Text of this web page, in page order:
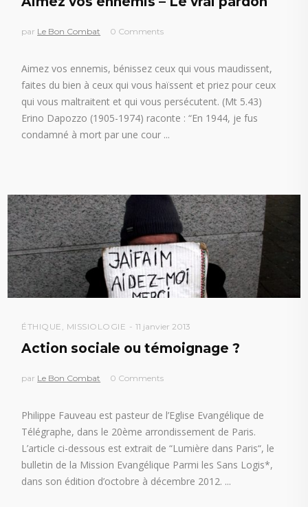
par Le Bon Combat 0 Comments
Aimez vos ennemis, bénissez ceux qui vous maudissent,
faites du bien à ceux qui vous haïssent et priez pour ceux
qui vous maltraitent et qui vous persécutent. (Mt 5.43)
Erino Dapozzo (1905-1974) raconte : “En 1944, je fus
condamné à mort par une cour
ÉTHIQUE , MISSIOLOGIE 11 janvier 2013
Action sociale ou témoignage ?
par Le Bon Combat 0 Comments
Philippe Fauveau est pasteur de l’Eglise Evangélique de
Télégraphe, dans le 20ème arrondissement de Paris.
L’article ci-dessous est extrait de “Lumière dans Paris“, le
bulletin de la Mission Evangélique Parmi les Sans Logis*,
dans son édition d’octobre à décembre 2012.